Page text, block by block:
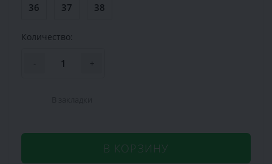
36 37 38
Количество:
- +
В КОРЗИНУ